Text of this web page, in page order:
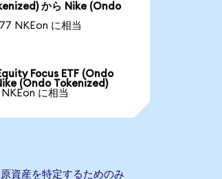
から Nike (Ondo
NKEon に相当
Focus ETF (Ondo
(Ondo Tokenized)
NKEon に相当
資産を特定するためのみ